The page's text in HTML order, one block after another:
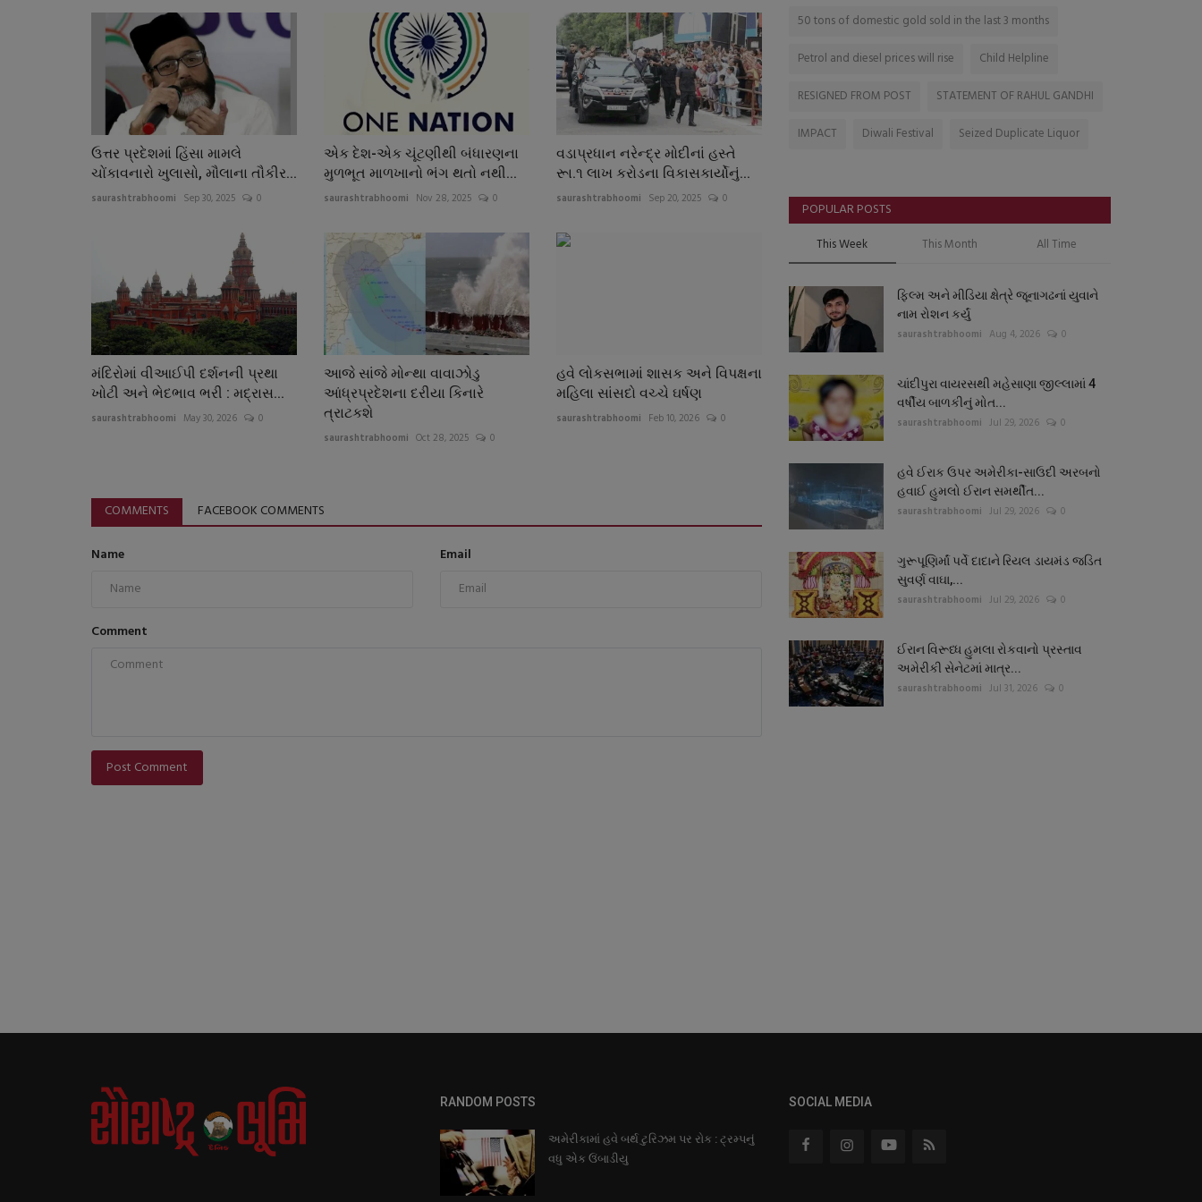
ઉત્તર પ્રદેશમાં હિંસા મામલે
ચોંકાવનારો ખુલાસો, મૌલાના તૌકીર...
saurashtrabhoomi Sep 30, 2025 0
એક દેશ-એક ચૂંટણીથી બંધારણના
મુળભૂત માળખાનો ભંગ થતો નથી...
saurashtrabhoomi Nov 28, 2025 0
વડાપ્રધાન નરેન્દ્ર મોદીનાં હસ્તે
રૂા.૧ લાખ કરોડના વિકાસકાર્યોનું...
saurashtrabhoomi Sep 20, 2025 0
મંદિરોમાં વીઆઈપી દર્શનની પ્રથા
ખોટી અને ભેદભાવ ભરી : મદ્રાસ...
saurashtrabhoomi May 30, 2026 0
આજે સાંજે મોન્થા વાવાઝોડુ
આંધ્રપ્રદેશના દરીયા કિનારે
ત્રાટકશે
saurashtrabhoomi Oct 28, 2025 0
હવે લોકસભામાં શાસક અને વિપક્ષના
મહિલા સાંસદો વચ્ચે ઘર્ષણ
saurashtrabhoomi Feb 10, 2026 0
COMMENTS FACEBOOK COMMENTS
Name Email
Comment
Post Comment
50 tons of domestic gold sold in the last 3 months
Petrol and diesel prices will rise
Child Helpline
RESIGNED FROM POST
STATEMENT OF RAHUL GANDHI
IMPACT
Diwali Festival Seized Duplicate Liquor
POPULAR POSTS
This Week This Month All Time
ફિલ્મ અને મીડિયા ક્ષેત્રે જૂનાગઢનાં યુવાને
નામ રોશન કર્યું
saurashtrabhoomi Aug 4, 2026 0
ચાંદીપુરા વાયરસથી મહેસાણા જીલ્લામાં 4
વર્ષીય બાળકીનું મોત...
saurashtrabhoomi Jul 29, 2026 0
હવે ઈરાક ઉપર અમેરીકા-સાઉદી અરબનો
હવાઈ હુમલો ઈરાન સમર્થીત...
saurashtrabhoomi Jul 29, 2026 0
ગુરૂપૂણિર્માં પર્વે દાદાને રિયલ ડાયમંડ જડિત
સુવર્ણ વાઘા,...
saurashtrabhoomi Jul 29, 2026 0
ઈરાન વિરૂધ્ધ હુમલા રોકવાનો પ્રસ્તાવ
અમેરીકી સેનેટમાં માત્ર...
saurashtrabhoomi Jul 31, 2026 0
RANDOM POSTS
અમેરીકામાં હવે બર્થ ટુરિઝમ પર રોક : ટ્રમ્પનું
વધુ એક ઉંબાડીયુ
SOCIAL MEDIA